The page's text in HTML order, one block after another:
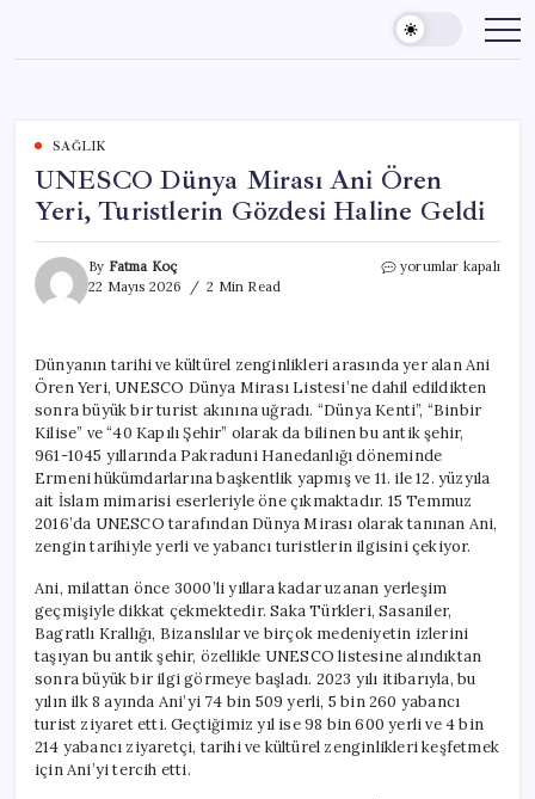
content
SAĞLIK
UNESCO Dünya Mirası Ani Ören
Yeri, Turistlerin Gözdesi Haline Geldi
By Fatma Koç
22 Mayıs 2026
2 Min Read
UNESCO
Yeri,
Turistlerin
Gözdesi
Haline
Geldi
için
yorumlar kapalı
Dünyanın tarihi ve kültürel zenginlikleri arasında yer alan Ani
Ören Yeri, UNESCO Dünya Mirası Listesi’ne dahil edildikten
sonra büyük bir turist akınına uğradı. “Dünya Kenti”, “Binbir
Kilise” ve “40 Kapılı Şehir” olarak da bilinen bu antik şehir,
961-1045 yıllarında Pakraduni Hanedanlığı döneminde
Ermeni hükümdarlarına başkentlik yapmış ve 11. ile 12. yüzyıla
ait İslam mimarisi eserleriyle öne çıkmaktadır. 15 Temmuz
2016’da UNESCO tarafından Dünya Mirası olarak tanınan Ani,
zengin tarihiyle yerli ve yabancı turistlerin ilgisini çekiyor.
Ani, milattan önce 3000’li yıllara kadar uzanan yerleşim
geçmişiyle dikkat çekmektedir. Saka Türkleri, Sasaniler,
Bagratlı Krallığı, Bizanslılar ve birçok medeniyetin izlerini
taşıyan bu antik şehir, özellikle UNESCO listesine alındıktan
sonra büyük bir ilgi görmeye başladı. 2023 yılı itibarıyla, bu
yılın ilk 8 ayında Ani’yi 74 bin 509 yerli, 5 bin 260 yabancı
turist ziyaret etti. Geçtiğimiz yıl ise 98 bin 600 yerli ve 4 bin
214 yabancı ziyaretçi, tarihi ve kültürel zenginlikleri keşfetmek
için Ani’yi tercih etti.